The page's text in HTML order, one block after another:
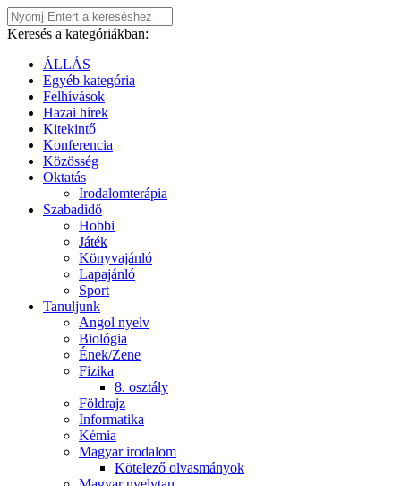
Keresés a kategóriákban:
ÁLLÁS
Egyéb kategória
Felhívások
Hazai hírek
Kitekintő
Konferencia
Közösség
Oktatás
Irodalomterápia
Szabadidő
Hobbi
Játék
Könyvajánló
Lapajánló
Sport
Tanuljunk
Angol nyelv
Biológia
Ének/Zene
Fizika
8. osztály
Földrajz
Informatika
Kémia
Magyar irodalom
Kötelező olvasmányok